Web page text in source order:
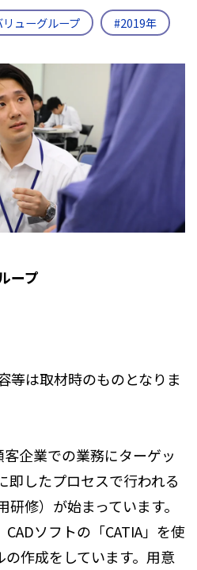
ューグループ #2019年
ープ
等は取材時のものとなりま
企業での業務にターゲッ
即したプロセスで行われる
修）が始まっています。
ソフトの「CATIA」を使
作成をしています。用意